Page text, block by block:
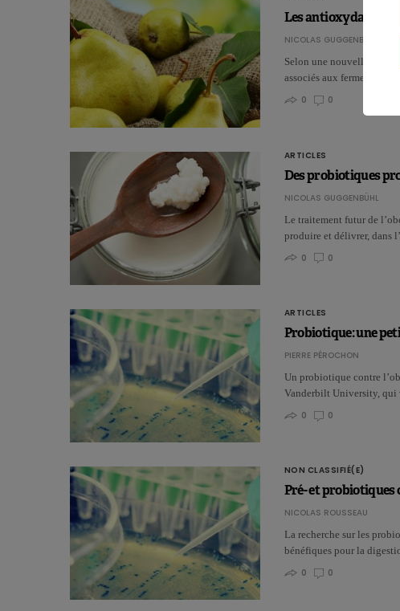
Les antioxydants
NICOLAS GUGGENBÜHL
Selon une nouvelle étude
associés aux ferments
0
0
ARTICLES
Des probiotiques
NICOLAS GUGGENBÜHL
Le traitement futur de
produire et délivrer, dans
0
0
ARTICLES
Probiotique: une
PIERRE PÉROCHON
Un probiotique contre
Vanderbilt University, qui
0
0
NON CLASSIFIÉ(E)
Pré- et probiotiques
NICOLAS ROUSSEAU
La recherche sur les
bénéfiques pour la
0
0